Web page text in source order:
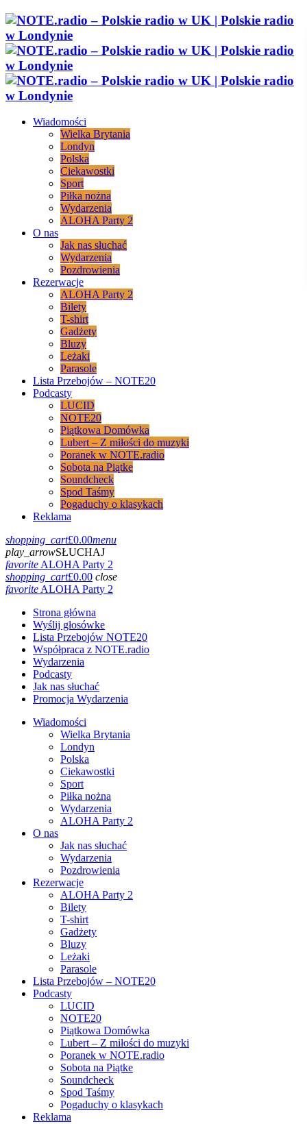
Wiadomości
Wielka Brytania
Londyn
Polska
Ciekawostki
Sport
Piłka nożna
Wydarzenia
ALOHA Party 2
O nas
Jak nas słuchać
Wydarzenia
Pozdrowienia
Rezerwacje
ALOHA Party 2
Bilety
T-shirt
Gadżety
Bluzy
Leżaki
Parasole
Lista Przebojów – NOTE20
Podcasty
LUCID
NOTE20
Piątkowa Domówka
Lubert – Z miłości do muzyki
Poranek w NOTE.radio
Sobota na Piątke
Soundcheck
Spod Taśmy
Pogaduchy o klasykach
Reklama
shopping_cart£0.00menu
play_arrowSŁUCHAJ
favoriteALOHA Party 2
shopping_cart£0.00 close
favoriteALOHA Party 2
Strona główna
Wyślij głosówke
Lista Przebojów NOTE20
Współpraca z NOTE.radio
Wydarzenia
Podcasty
Jak nas słuchać
Promocja Wydarzenia
Wiadomości
Wielka Brytania
Londyn
Polska
Ciekawostki
Sport
Piłka nożna
Wydarzenia
ALOHA Party 2
O nas
Jak nas słuchać
Wydarzenia
Pozdrowienia
Rezerwacje
ALOHA Party 2
Bilety
T-shirt
Gadżety
Bluzy
Leżaki
Parasole
Lista Przebojów – NOTE20
Podcasty
LUCID
NOTE20
Piątkowa Domówka
Lubert – Z miłości do muzyki
Poranek w NOTE.radio
Sobota na Piątke
Soundcheck
Spod Taśmy
Pogaduchy o klasykach
Reklama